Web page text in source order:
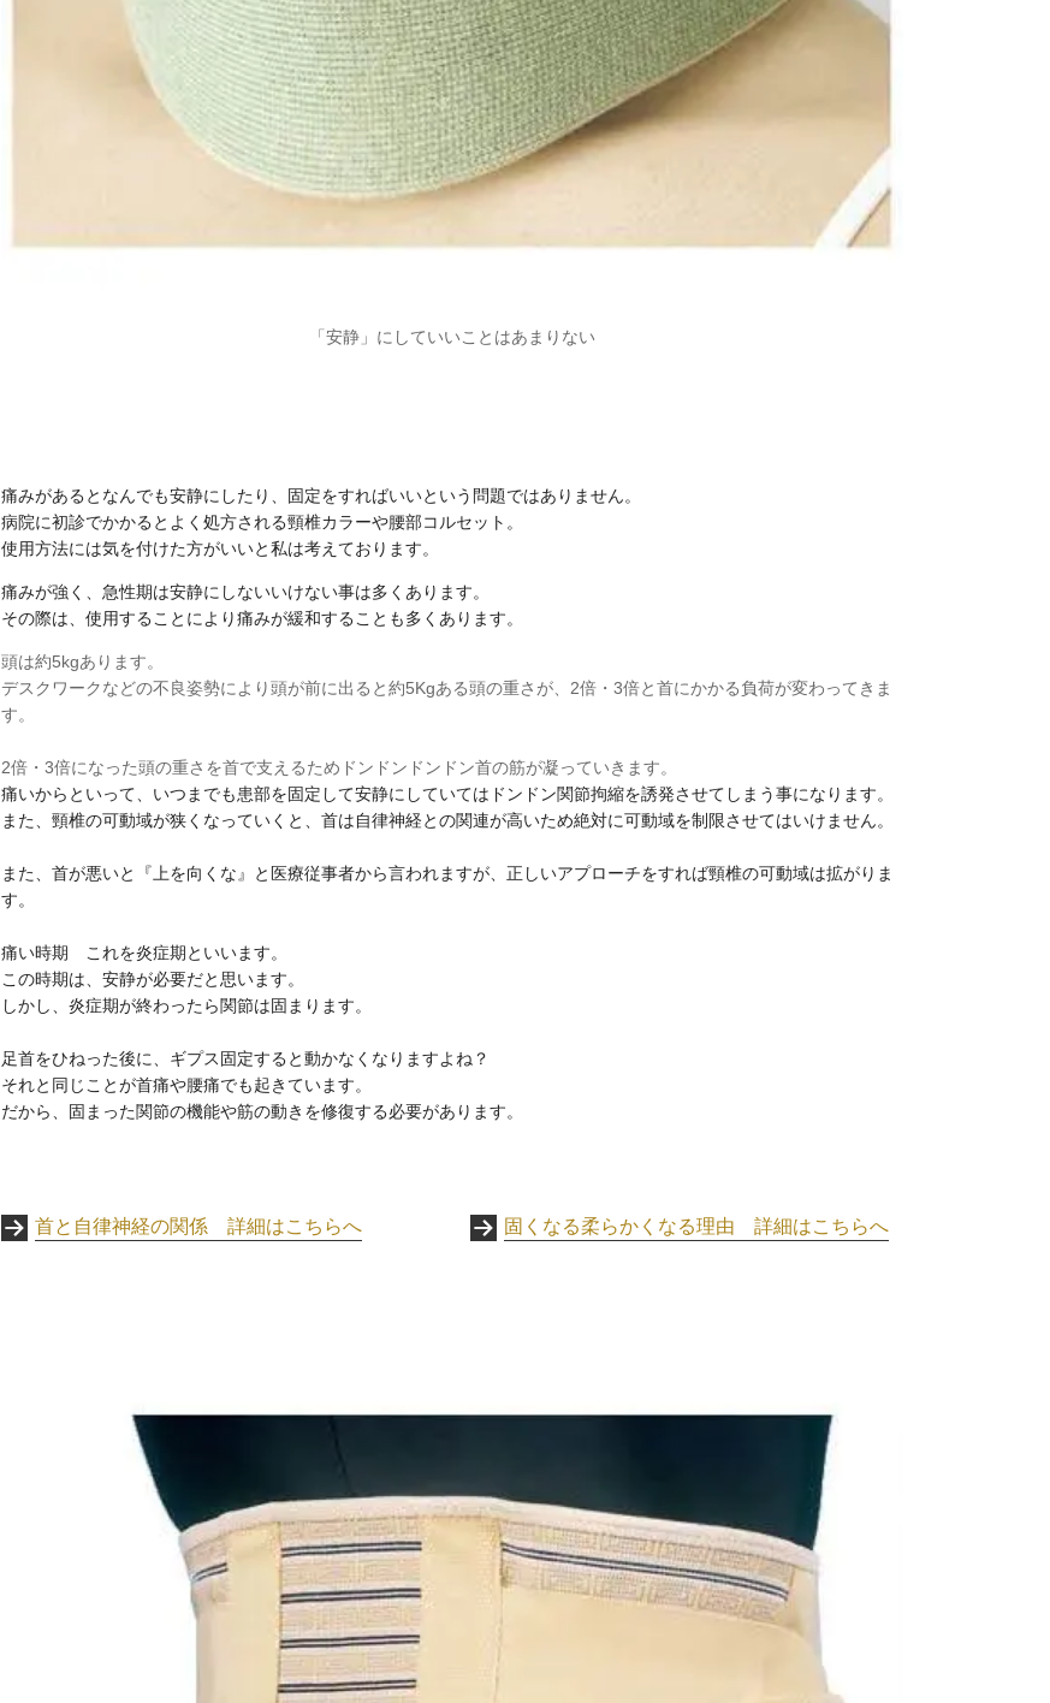
「安静」にしていいことはあまりない
痛みがあるとなんでも安静にしたり、
固定をすればいいという問題ではありません。
病院に初診でかかるとよく処方される頸椎カラーや腰部コルセット。
使用方法には気を付けた方がいいと私は考えております。
痛みが強く、急性期は安静にしないいけない事は多くあります。
その際は、使用することにより痛みが緩和することも多くあります。
頭は約5kgあります。
デスクワークなどの不良姿勢により頭が前に出ると約5Kgある頭の重さが、2倍・3倍と首にかかる負荷が変わってきま
す。
2倍・3倍になった頭の重さを首で支えるためドンドンドンドン首の筋が凝っていきます。
痛いからといって、いつまでも患部を固定して安静にしていてはドンドン関節拘縮を誘発させてしまう事になります。
また、頸椎の可動域が狭くなっていくと、首は自律神経との関連が高いため絶対に可動域を制限させてはいけません。
また、首が悪いと『上を向くな』と医療従事者から言われますが、正しいアプローチをすれば頸椎の可動域は拡がりま
す。
痛い時期 これを炎症期といいます。
この時期は、安静が必要だと思います。
しかし、炎症期が終わったら関節は固まります。
足首をひねった後に、ギプス固定すると動かなくなりますよね？
それと同じことが首痛や腰痛でも起きています。
だから、固まった関節の機能や筋の動きを修復する必要があります。
首と自律神経の関係 詳細はこちらへ 固くなる柔らかくなる理由 詳細はこちらへ